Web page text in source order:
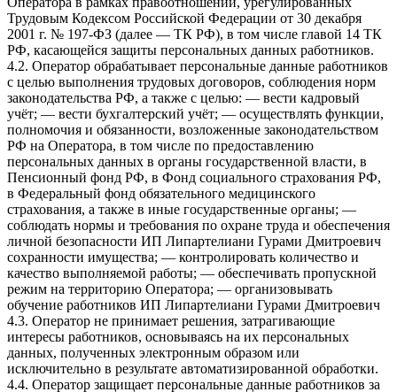
Трудовым Кодексом Российской Федерации от 30 декабря
2001 г. № 197-ФЗ (далее — ТК РФ), в том числе главой 14 ТК
РФ, касающейся защиты персональных данных работников.
4.2. Оператор обрабатывает персональные данные работников
с целью выполнения трудовых договоров, соблюдения норм
законодательства РФ, а также с целью: — вести кадровый
учёт; — вести бухгалтерский учёт; — осуществлять функции,
полномочия и обязанности, возложенные законодательством
РФ на Оператора, в том числе по предоставлению
персональных данных в органы государственной власти, в
Пенсионный фонд РФ, в Фонд социального страхования РФ,
в Федеральный фонд обязательного медицинского
страхования, а также в иные государственные органы; —
соблюдать нормы и требования по охране труда и обеспечения
личной безопасности ИП Липартелиани Гурами Дмитроевич
сохранности имущества; — контролировать количество и
качество выполняемой работы; — обеспечивать пропускной
режим на территорию Оператора; — организовывать
обучение работников ИП Липартелиани Гурами Дмитроевич
4.3. Оператор не принимает решения, затрагивающие
интересы работников, основываясь на их персональных
данных, полученных электронным образом или
исключительно в результате автоматизированной обработки.
4.4. Оператор защищает персональные данные работников за